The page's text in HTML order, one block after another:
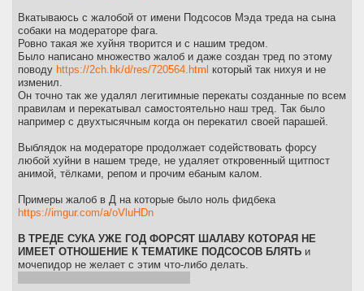
Вкатываюсь с жалобой от имени Подсосов Мэда треда на сына
собаки на модераторе фага.
Ровно такая же хуйня творится и с нашим тредом.
Было написано множество жалоб и даже создан тред по этому
поводу https://2ch.hk/d/res/720564.html который так нихуя и не
изменил.
Он точно так же удалял легитимные перекаты созданные по всем
правилам и перекатывал самостоятельно наш тред. Так было
например с двухтысячным когда он перекатил своей парашей.
Выблядок на модераторе продолжает содействовать форсу
любой хуйни в нашем треде, не удаляет откровенный щитпост
анимой, тёлками, репом и прочим ебаным калом.
Примеры жалоб в Д на которые было ноль фидбека
https://imgur.com/a/oVluHDn
В ТРЕДЕ СУКА УЖЕ ГОД ФОРСЯТ ШАЛАВУ КОТОРАЯ НЕ
ИМЕЕТ ОТНОШЕНИЕ К ТЕМАТИКЕ ПОДСОСОВ БЛЯТЬ и
мочепидор не желает с этим что-либо делать.